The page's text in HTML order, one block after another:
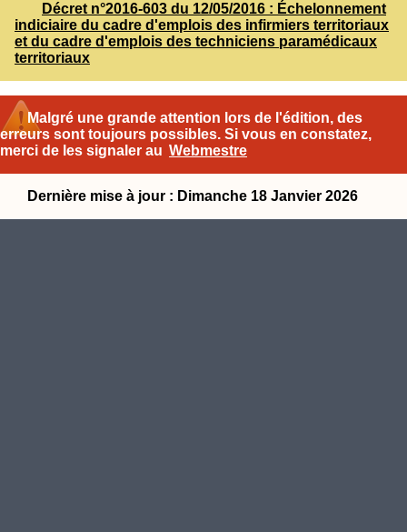
Décret n°2016-603 du 12/05/2016 : Échelonnement
indiciaire du cadre d'emplois des infirmiers territoriaux
et du cadre d'emplois des techniciens paramédicaux
territoriaux
Malgré une grande attention lors de l'édition, des
erreurs sont toujours possibles. Si vous en constatez,
merci de les signaler au Webmestre
Dernière mise à jour : Dimanche 18 Janvier 2026